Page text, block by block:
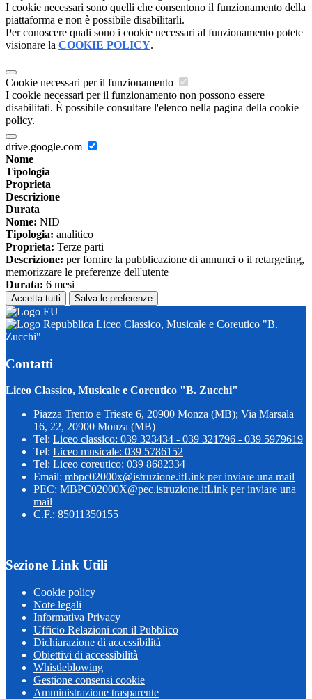
I cookie necessari sono quelli che consentono il funzionamento della
piattaforma e non è possibile disabilitarli.
Per conoscere quali sono i cookie necessari al funzionamento potete
visionare la COOKIE POLICY.
Cookie necessari per il funzionamento
I cookie necessari per il funzionamento non possono essere
disabilitati. È possibile consultare l'elenco nella pagina della cookie
policy.
drive.google.com
Nome
Tipologia
Proprieta
Descrizione
Durata
Nome: NID
Tipologia: analitico
Proprieta: Terze parti
Descrizione: per fornire la pubblicazione di annunci o il retargeting,
memorizzare le preferenze dell'utente
Durata: 6 mesi
Accetta tutti Salva le preferenze
Liceo Classico, Musicale e Coreutico "B.
Zucchi"
Contatti
Liceo Classico, Musicale e Coreutico "B. Zucchi"
Piazza Trento e Trieste 6, 20900 Monza (MB); Via Marsala
16, 22, 20900 Monza (MB)
Tel: Liceo classico: 039 323434 - 039 321796 - 039 5979619
Tel: Liceo musicale: 039 5786152
Tel: Liceo coreutico: 039 8682334
Email: mbpc02000x@istruzione.itLink per inviare una mail
PEC: MBPC02000X@pec.istruzione.itLink per inviare una
mail
C.F.: 85011350155
Sezione Link Utili
Cookie policy
Note legali
Informativa Privacy
Ufficio Relazioni con il Pubblico
Dichiarazione di accessibilità
Obiettivi di accessibilità
Whistleblowing
Gestione consensi cookie
Amministrazione trasparente